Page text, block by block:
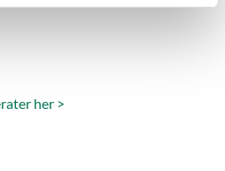
her >